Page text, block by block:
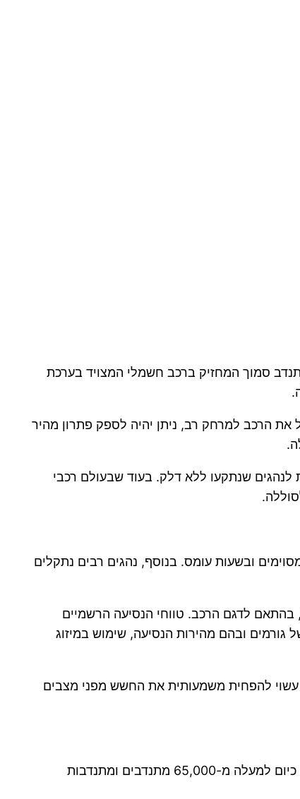
סמוך המחזיק ברכב חשמלי המצויד בערכת
את הרכב למרחק רב, ניתן יהיה לספק פתרון מהיר
שנתקעו ללא דלק. בעוד שבעולם רכבי
ובשעות עומס. בנוסף, נהגים רבים נתקלים
ברכבים חשמליים מודרניים מציעות כיום קיבולות הנעות בדרך כלל בין 40 ל-120 קוט"ש, בהתאם לדגם הרכב. טווחי הנסיעה הרשמיים
ממגוון רחב של גורמים ובהם מהירות הנסיעה, שימוש במיזוג
עשוי להפחית משמעותית את החשש מפני מצבים
ארגון ידידים, שהוקם בשנת 2006, הפך במהלך השנים לאחד הגופים ההתנדבותיים המשמעותיים בישראל. הארגון מונה כיום למעלה מ-65,000 מתנדבים ומתנדבות